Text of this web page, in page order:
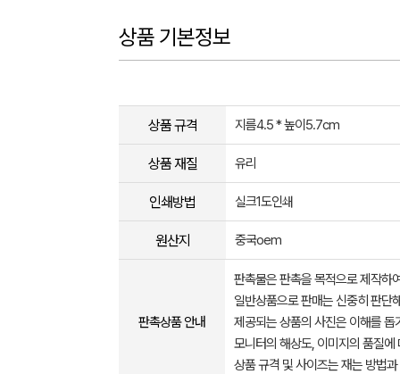
상품 기본정보
상품 규격 지름4.5 * 높이5.7cm
상품 재질 유리
인쇄방법 실크1도인쇄
원산지 중국oem
판촉상품 안내
판촉물은 판촉을 목적으로 제작하
일반상품으로 판매는 신중히 판단
제공되는 상품의 사진은 이해를
모니터의 해상도, 이미지의 품질
상품 규격 및 사이즈는 재는 방법